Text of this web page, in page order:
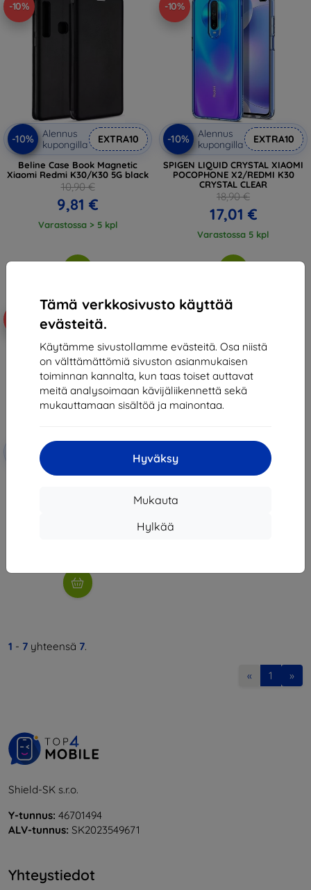
Tämä verkkosivusto käyttää
evästeitä.
Käytämme sivustollamme evästeitä. Osa niistä
on välttämättömiä sivuston asianmukaisen
toiminnan kannalta, kun taas toiset auttavat
meitä analysoimaan kävijäliikennettä sekä
mukauttamaan sisältöä ja mainontaa.
Hyväksy
Mukauta
Hylkää
-10%
-10%
Alennus
kupongilla
EXTRA10
Beline Case Book Magnetic
Xiaomi Redmi K30/K30 5G black
10,90 €
9,81 €
Varastossa > 5 kpl
-10%
-10%
Alennus
kupongilla
EXTRA10
SPIGEN LIQUID CRYSTAL XIAOMI
POCOPHONE X2/REDMI K30
CRYSTAL CLEAR
18,90 €
17,01 €
Varastossa 5 kpl
Alennus
SPIGEN RUGGED ARMOR XIAOMI
1 - 7 yhteensä 7.
« 1 »
Shield-SK s.r.o.
Y-tunnus: 46701494
ALV-tunnus: SK2023549671
Yhteystiedot